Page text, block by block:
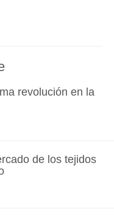
revolución en la
de los tejidos